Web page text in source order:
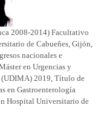
2008-2014) Facultativo
de Cabueñes, Gijón,
nacionales e
en Urgencias y
(UDIMA) 2019, Título de
en Gastroenterología
Hospital Universitario de